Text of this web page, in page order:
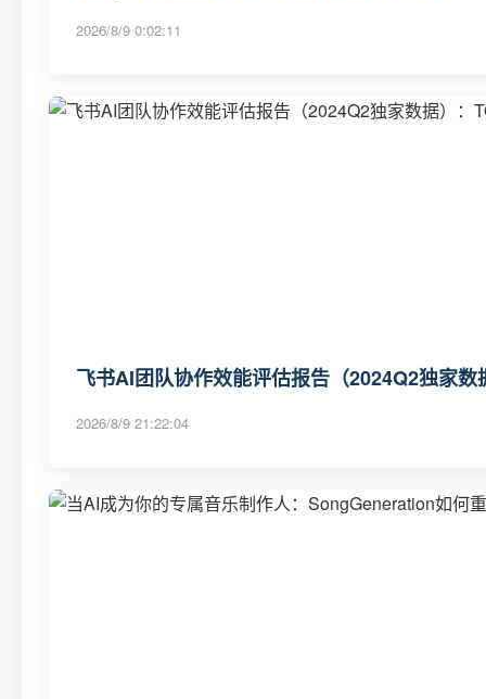
2026/8/9 0:02:11
飞书AI团队协作效能评估报告（2024Q2独家
2026/8/9 21:22:04